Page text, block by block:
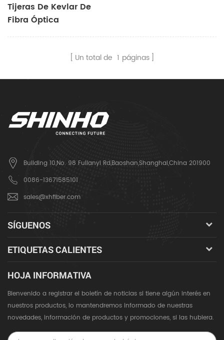
Tijeras De Kevlar De
Fibra Óptica
Un total de 1 páginas
Building 10,No. 98 Fulianyi Rd,Baoshan,Shanghai,China 201900
0086-13671585101
sales@xhfiber.com
SÍGUENOS
ETIQUETAS CALIENTES
HOJA INFORMATIVA
Bienvenido a registrar el boletín de noticias si tiene algún interés en
nuestros productos, lo mantendremos informado de nuestras
novedades, información de productos y promociones, si las hubiera.